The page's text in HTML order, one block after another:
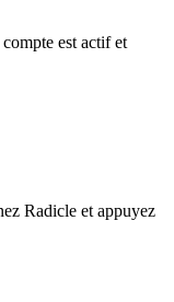
est actif et
Radicle et appuyez